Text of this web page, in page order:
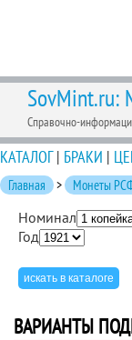
SovMint.ru:
Справочно-
КАТАЛОГ| БРАКИ |
Главная > Монеты
Номинал
Год
ВАРИАНТЫ